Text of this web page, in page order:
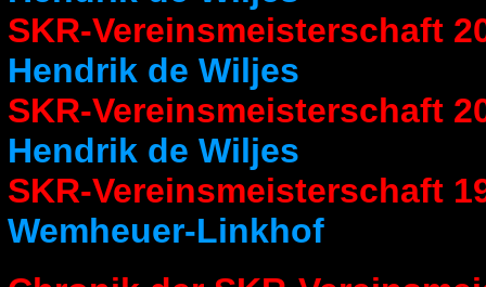
SKR-Vereinsmeisterschaft
Hendrik de Wiljes
SKR-Vereinsmeisterschaft
Hendrik de Wiljes
SKR-Vereinsmeisterschaft
Wemheuer-Linkhof